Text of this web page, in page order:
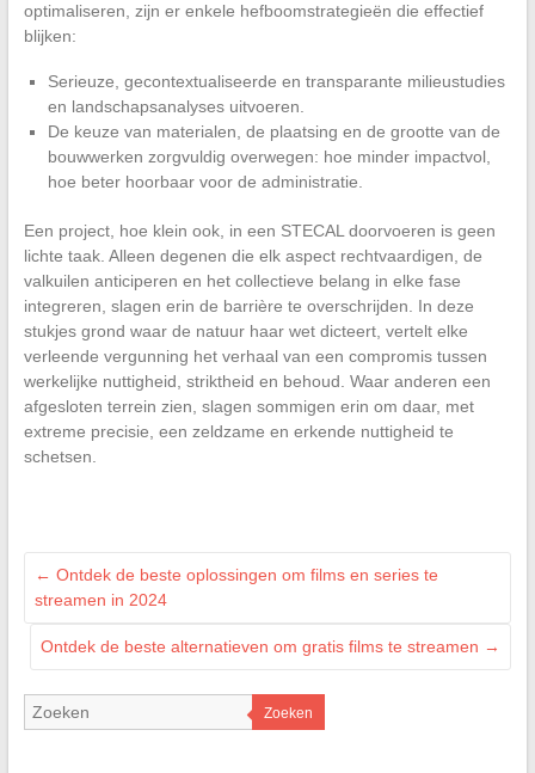
optimaliseren, zijn er enkele hefboomstrategieën die effectief
blijken:
Serieuze, gecontextualiseerde en transparante milieustudies
en landschapsanalyses uitvoeren.
De keuze van materialen, de plaatsing en de grootte van de
bouwwerken zorgvuldig overwegen: hoe minder impactvol,
hoe beter hoorbaar voor de administratie.
Een project, hoe klein ook, in een STECAL doorvoeren is geen
lichte taak. Alleen degenen die elk aspect rechtvaardigen, de
valkuilen anticiperen en het collectieve belang in elke fase
integreren, slagen erin de barrière te overschrijden. In deze
stukjes grond waar de natuur haar wet dicteert, vertelt elke
verleende vergunning het verhaal van een compromis tussen
werkelijke nuttigheid, striktheid en behoud. Waar anderen een
afgesloten terrein zien, slagen sommigen erin om daar, met
extreme precisie, een zeldzame en erkende nuttigheid te
schetsen.
← Ontdek de beste oplossingen om films en series te
streamen in 2024
Ontdek de beste alternatieven om gratis films te streamen →
Zoeken